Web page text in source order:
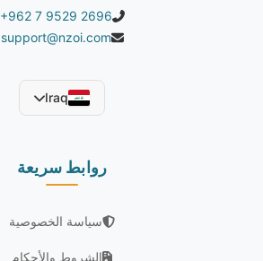
+962 7 9529 2696
support@nzoi.com
Iraq
روابط سريعة
سياسة الخصوصية
الشروط والأحكام